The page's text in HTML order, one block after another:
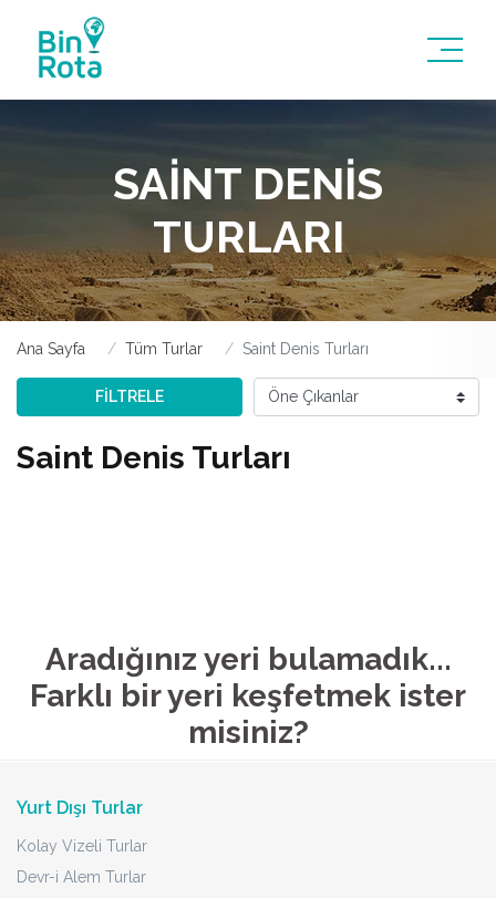
SAINT DENIS
TURLARI
Ana Sayfa Tüm Turlar Saint Denis Turları
FİLTRELE
Saint Denis Turları
Aradığınız yeri bulamadık...
Farklı bir yeri keşfetmek ister
misiniz?
Yurt Dışı Turlar
Kolay Vizeli Turlar
Devr-i Alem Turlar